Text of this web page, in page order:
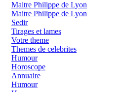
Maitre Philippe de Lyon
Maitre Philippe de Lyon
Sedir
Tirages et lames
Votre theme
Themes de celebrites
Humour
Horoscope
Annuaire
Humour